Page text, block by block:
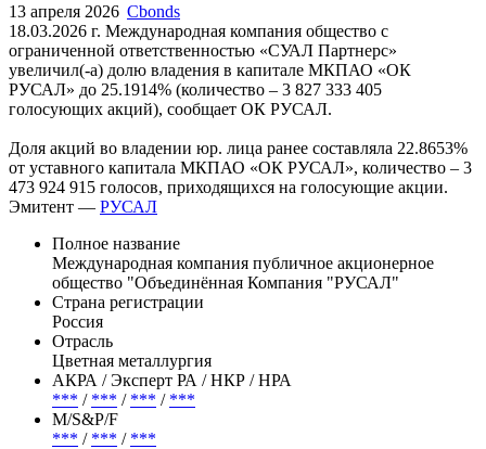
13 апреля 2026 Cbonds
18.03.2026 г. Международная компания общество с
ограниченной ответственностью «СУАЛ Партнерс»
увеличил(-а) долю владения в капитале МКПАО «ОК
РУСАЛ» до 25.1914% (количество – 3 827 333 405
голосующих акций), сообщает ОК РУСАЛ.
Доля акций во владении юр. лица ранее составляла 22.8653%
от уставного капитала МКПАО «ОК РУСАЛ», количество – 3
473 924 915 голосов, приходящихся на голосующие акции.
Эмитент — РУСАЛ
Полное название
Международная компания публичное акционерное
общество "Объединённая Компания "РУСАЛ"
Страна регистрации
Россия
Отрасль
Цветная металлургия
АКРА / Эксперт РА / НКР / НРА
*** / *** / *** / ***
М/S&P/F
*** / *** / ***